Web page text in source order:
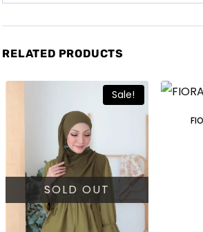
RELATED PRODUCTS
Sale!
SOLD OUT